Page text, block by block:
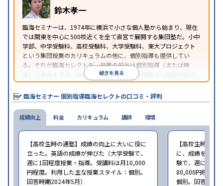
鈴木孝一
臨海セミナーは、1974年に横浜で小さな個人塾から始まり、現在
では関東を中心に500校近くを全て直営で展開する集団塾だ。小中
学部、中学受験科、高校受験科、大学受験科、東大プロジェクト
という集団授業のカリキュラムの他に、個別指導も提供してい
る。それが臨海セレクトだ。授業の前半は個別指導（または映
像）で単元を学び、後半は問題演習を行う。間違った問題の類似
問題を解き、全て正解したらその日の授業が終了するというスタ
イルの個別指導だ。
続きを見る
臨海セミナー 個別指導臨海セレクトの口コミ・評判
成績向上
【高校生時の通塾】成績の向上に大いに役に
立った。英語の成績が伸びた（大学受験で、
週に1回程度授業・指導。受講料は月10,000
円程度。利用した主な授業スタイル：個別。
回答時期2024年5月）
【高校生時の通
に、成績をアッ
験で、週に2回
80,000円程度。
個別。回答時期
料金 カリキュラム 講師 環境